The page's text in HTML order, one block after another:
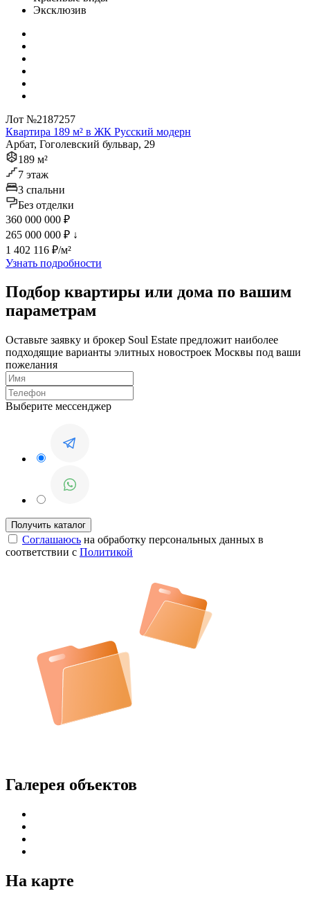
Эксклюзив
Лот №2187257
Квартира 189 м² в ЖК Русский модерн
Арбат, Гоголевский бульвар, 29
189 м²
7 этаж
3 спальни
Без отделки
360 000 000 ₽
265 000 000 ₽ ↓
1 402 116 ₽/м²
Узнать подробности
Подбор квартиры или дома по вашим
параметрам
Оставьте заявку и брокер Soul Estate предложит наиболее
подходящие варианты элитных новостроек Москвы под ваши
пожелания
Выберите мессенджер
Соглашаюсь на обработку персональных данных в
соответствии с Политикой
Галерея объектов
На карте